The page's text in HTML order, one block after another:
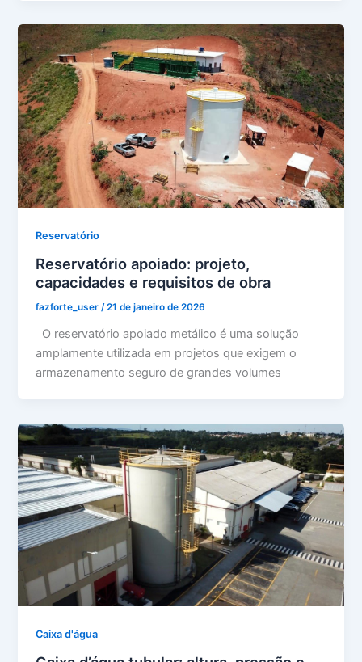
Reservatório
Reservatório apoiado: projeto,
capacidades e requisitos de obra
fazforte_user /21 de janeiro de 2026
O reservatório apoiado metálico é uma solução
amplamente utilizada em projetos que exigem o
armazenamento seguro de grandes volumes
Caixa d'água